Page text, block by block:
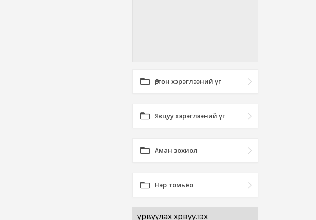
Өргөн хэрэглээний үг
Явцуу хэрэглээний үг
Аман зохиол
Нэр томьёо
урвуулах хөрвүүлэх